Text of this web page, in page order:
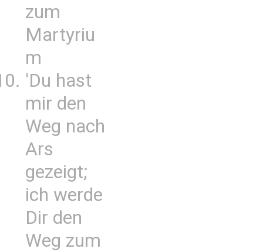
zum
Martyriu
m
'Du hast
mir den
Weg nach
Ars
gezeigt;
ich werde
Dir den
Weg zum